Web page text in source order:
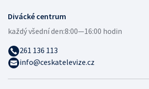
Divácké centrum
každý všední den:8:00—16:00 hodin
261 136 113
info@ceskatelevize.cz